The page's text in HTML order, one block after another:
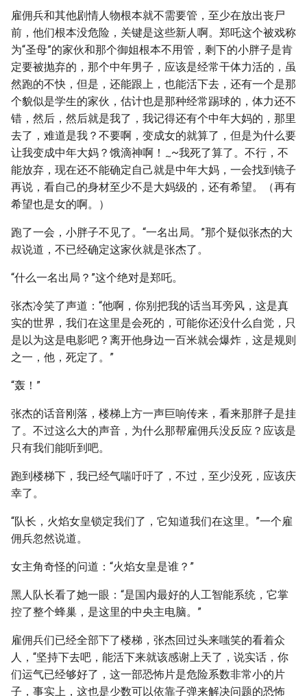
雇佣兵和其他剧情人物根本就不需要管，至少在放出丧尸
前，他们根本没危险，关键是这些新人啊。郑吒这个被戏称
为“圣母”的家伙和那个御姐根本不用管，剩下的小胖子是肯
定要被抛弃的，那个中年男子，应该是经常干体力活的，虽
然跑的不快，但是，还能跟上，也能活下去，还有一个是那
个貌似是学生的家伙，估计也是那种经常踢球的，体力还不
错，然后，然后就是我了，我记得还有个中年大妈的，那里
去了，难道是我？不要啊，变成女的就算了，但是为什么要
让我变成中年大妈？饿滴神啊！ ~~我死了算了。不行，不
能放弃，现在还不能确定自己就是中年大妈，一会找到镜子
再说，看自己的身材至少不是大妈级的，还有希望。（再有
希望也是女的啊。）
跑了一会，小胖子不见了。“一名出局。”那个疑似张杰的大
叔说道，不已经确定这家伙就是张杰了。
“什么一名出局？”这个绝对是郑吒。
张杰冷笑了声道：“他啊，你别把我的话当耳旁风，这是真
实的世界，我们在这里是会死的，可能你还没什么自觉，只
是以为这是电影吧？离开他身边一百米就会爆炸，这是规则
之一，他，死定了。”
“轰！”
张杰的话音刚落，楼梯上方一声巨响传来，看来那胖子是挂
了。不过这么大的声音，为什么那帮雇佣兵没反应？应该是
只有我们能听到吧。
跑到楼梯下，我已经气喘吁吁了，不过，至少没死，应该庆
幸了。
“队长，火焰女皇锁定我们了，它知道我们在这里。”一个雇
佣兵忽然说道。
女主角奇怪的问道：“火焰女皇是谁？”
黑人队长看了她一眼：“是国内最好的人工智能系统，它掌
控了整个蜂巢，是这里的中央主电脑。”
雇佣兵们已经全部下了楼梯，张杰回过头来嗤笑的看着众
人，“坚持下去吧，能活下来就该感谢上天了，说实话，你
们运气已经够好了，这一部恐怖片是危险系数非常小的片
子，事实上，这也是少数可以依靠子弹来解决问题的恐怖